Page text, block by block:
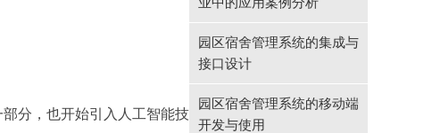
分，也开始引入人工智能技
园区宿舍管理系统的集成与
接口设计
园区宿舍管理系统的移动端
开发与使用